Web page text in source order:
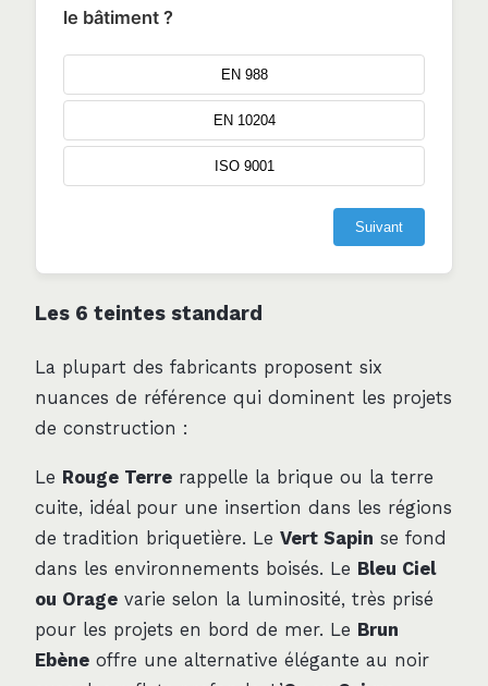
le bâtiment ?
EN 988
EN 10204
ISO 9001
Suivant
Les 6 teintes standard
La plupart des fabricants proposent six
nuances de référence qui dominent les projets
de construction :
Le Rouge Terre rappelle la brique ou la terre
cuite, idéal pour une insertion dans les régions
de tradition briquetière. Le Vert Sapin se fond
dans les environnements boisés. Le Bleu Ciel
ou Orage varie selon la luminosité, très prisé
pour les projets en bord de mer. Le Brun
Ebène offre une alternative élégante au noir